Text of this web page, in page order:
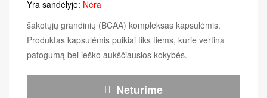
Yra sandėlyje: Nėra
šakotųjų grandinių (BCAA) kompleksas kapsulėmis.
Produktas kapsulėmis puikiai tiks tiems, kurie vertina
patogumą bei ieško aukščiausios kokybės.
Neturime